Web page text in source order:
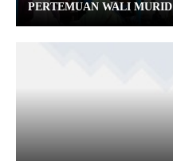
PERTEMUAN WALI MURID